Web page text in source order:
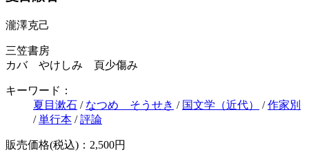
瀧澤克己
三笠書房
カバ やけしみ 頁少傷み
キーワード：
夏目漱石 / なつめ そうせき / 国文学（近代） /作家別
/単行本 /評論
販売価格(税込)：2,500円